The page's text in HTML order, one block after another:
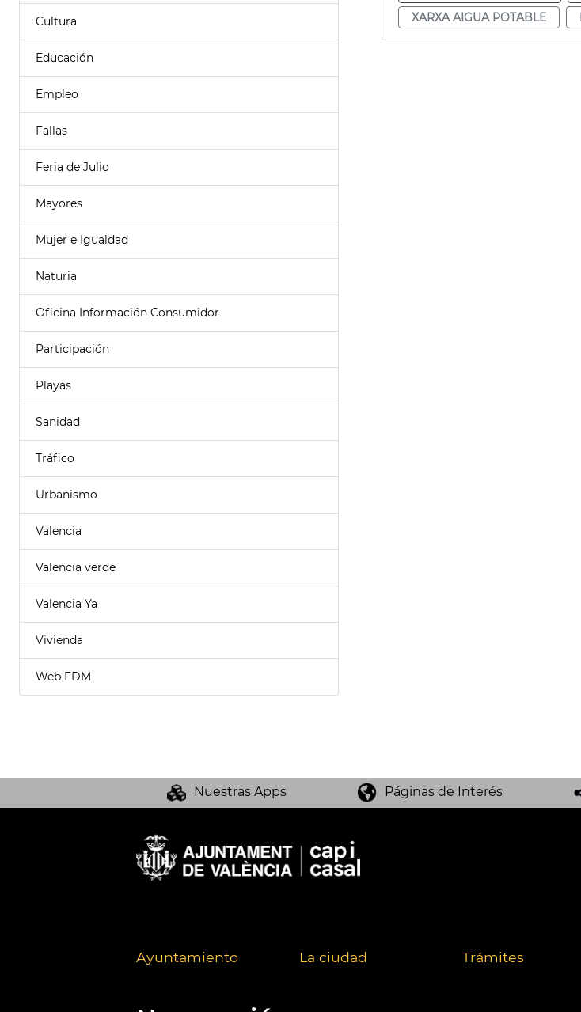
Cultura
Educación
Empleo
Fallas
Feria de Julio
Mayores
Mujer e Igualdad
Naturia
Oficina Información Consumidor
Participación
Playas
Sanidad
Tráfico
Urbanismo
Valencia
Valencia verde
Valencia Ya
Vivienda
Web FDM
XARXA AIGUA POTABLE
Nuestras Apps Páginas de Interés
Ayuntamiento La ciudad Trámites